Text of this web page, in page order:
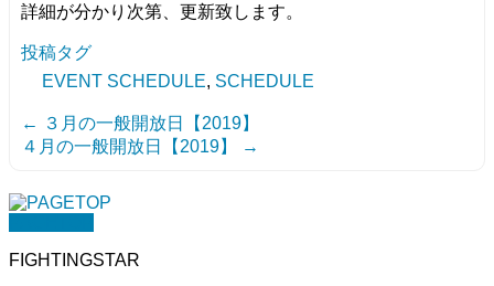
詳細が分かり次第、更新致します。
投稿タグ
EVENT SCHEDULE, SCHEDULE
←
３月の一般開放日【2019】
４月の一般開放日【2019】
→
FIGHTINGSTAR